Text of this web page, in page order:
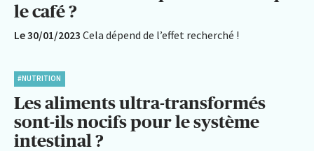
le café ?
Le 30/01/2023 Cela dépend de l’effet recherché !
#NUTRITION
Les aliments ultra-transformés
sont-ils nocifs pour le système
intestinal ?